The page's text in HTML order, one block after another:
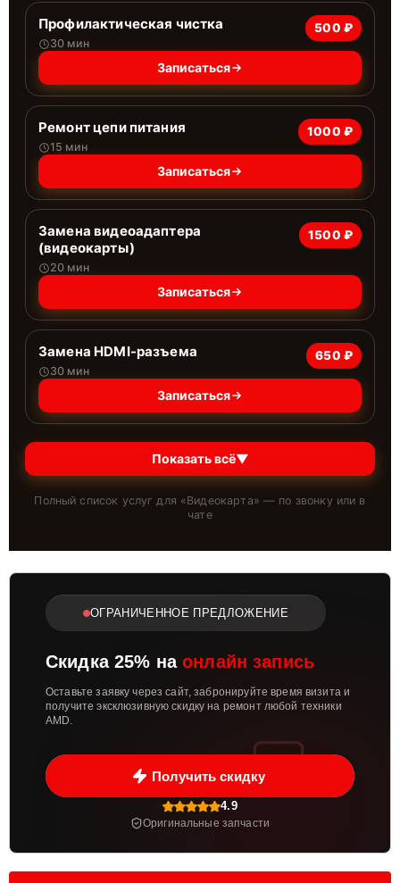
Профилактическая чистка
30 мин
500 ₽
Записаться
Ремонт цепи питания
15 мин
1000 ₽
Записаться
Замена видеоадаптера
(видеокарты)
20 мин
1500 ₽
Записаться
Замена HDMI-разъема
30 мин
650 ₽
Записаться
Показать всё▼
Полный список услуг для «Видеокарта» — по звонку или в
чате
ОГРАНИЧЕННОЕ ПРЕДЛОЖЕНИЕ
Скидка 25% наонлайн запись
Оставьте заявку через сайт, забронируйте время визита и
получите эксклюзивную скидку на ремонт любой техники
AMD.
Получить скидку
4.9
Оригинальные запчасти